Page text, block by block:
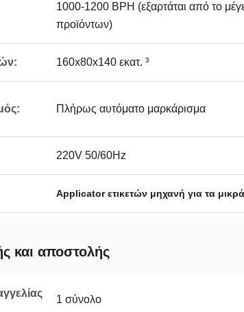
1000-1200 BPH (εξαρτάται από το
προϊόντων)
160x80x140 εκατ. ³
Πλήρως αυτόματο μαρκάρισμα
220V 50/60Hz
Applicator ετικετών μηχανή για τα
και αποστολής
1 σύνολο